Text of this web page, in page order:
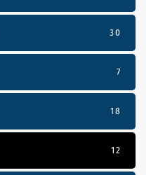
30
7
18
12